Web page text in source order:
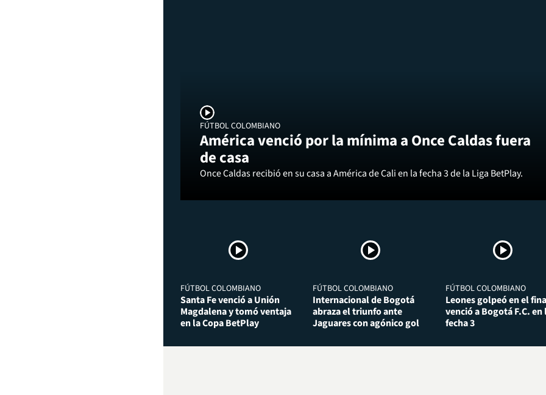
FÚTBOL COLOMBIANO
América venció por la mínima a Once Caldas fuera
de casa
Once Caldas recibió en su casa a América de Cali en la fecha 3 de la Liga BetPlay.
FÚTBOL COLOMBIANO
Santa Fe venció a Unión
Magdalena y tomó ventaja
en la Copa BetPlay
FÚTBOL COLOMBIANO
Internacional de Bogotá
abraza el triunfo ante
Jaguares con agónico gol
FÚTBOL COLOMBIANO
Leones golpeó en el
venció a Bogotá F.C. en
fecha 3